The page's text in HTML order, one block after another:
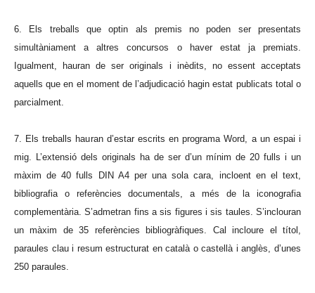
6. Els treballs que optin als premis no poden ser presentats
simultàniament a altres concursos o haver estat ja premiats.
Igualment, hauran de ser originals i inèdits, no essent acceptats
aquells que en el moment de l’adjudicació hagin estat publicats total o
parcialment.
7. Els treballs hauran d’estar escrits en programa Word, a un espai i
mig. L’extensió dels originals ha de ser d’un mínim de 20 fulls i un
màxim de 40 fulls DIN A4 per una sola cara, incloent en el text,
bibliografia o referències documentals, a més de la iconografia
complementària. S’admetran fins a sis figures i sis taules. S’inclouran
un màxim de 35 referències bibliogràfiques. Cal incloure el títol,
paraules clau i resum estructurat en català o castellà i anglès, d’unes
250 paraules.